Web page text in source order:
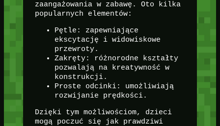
zaangażowania w zabawę. Oto kilka
popularnych elementów:
Pętle: zapewniające
ekscytację i widowiskowe
przewroty.
Zakręty: różnorodne kształty
pozwalają na kreatywność w
konstrukcji.
Proste odcinki: umożliwiają
rozwijanie prędkości.
Dzięki tym możliwościom, dzieci
mogą poczuć się jak prawdziwi